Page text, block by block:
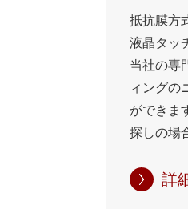
頼性と耐
ーション
ズ、幅広
バイスは
ます。ベ
要求の厳
まで、
ります。
ッチスク
レンドリ
プリケー
造、信
IP65パネ
グ・ソリ
ーション
おいても
抵抗膜方
液晶タッ
当社の専
ィングの
ができま
探しの場
ムソリ
任せくだ
ウント
詳